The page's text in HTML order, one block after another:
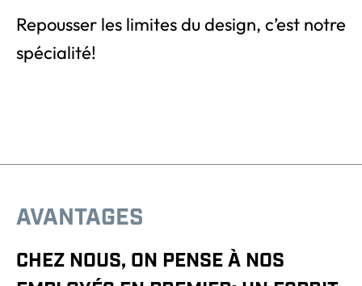
Repousser les limites du design, c’est notre
spécialité!
AVANTAGES
CHEZ NOUS, ON PENSE À NOS